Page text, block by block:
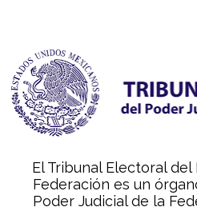
El Tribunal Electoral
Federación es un
Poder Judicial de la